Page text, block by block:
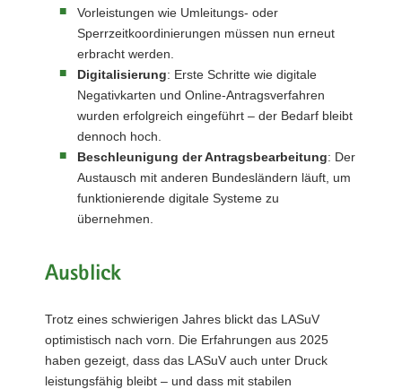
Vorleistungen wie Umleitungs- oder
Sperrzeitkoordinierungen müssen nun erneut
erbracht werden.
Digitalisierung: Erste Schritte wie digitale
Negativkarten und Online-Antragsverfahren
wurden erfolgreich eingeführt – der Bedarf bleibt
dennoch hoch.
Beschleunigung der Antragsbearbeitung: Der
Austausch mit anderen Bundesländern läuft, um
funktionierende digitale Systeme zu
übernehmen.
Ausblick
Trotz eines schwierigen Jahres blickt das LASuV
optimistisch nach vorn. Die Erfahrungen aus 2025
haben gezeigt, dass das LASuV auch unter Druck
leistungsfähig bleibt – und dass mit stabilen